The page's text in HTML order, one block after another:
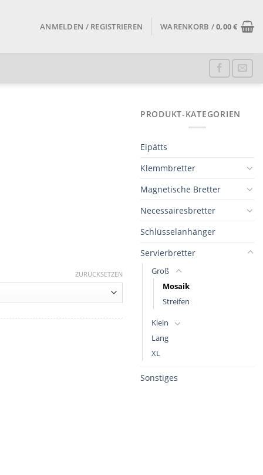
ANMELDEN / REGISTRIEREN WARENKORB /0,00€
ZURÜCKSETZEN
PRODUKT-KATEGORIEN
Eipätts
Klemmbretter
Magnetische Bretter
Necessairesbretter
Schlüsselanhänger
Servierbretter
Groß
Mosaik
Streifen
Klein
Lang
XL
Sonstiges